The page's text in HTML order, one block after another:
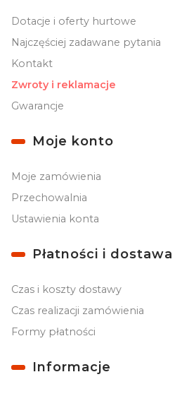
Dotacje i oferty hurtowe
Najczęściej zadawane pytania
Kontakt
Zwroty i reklamacje
Gwarancje
Moje konto
Moje zamówienia
Przechowalnia
Ustawienia konta
Płatności i dostawa
Czas i koszty dostawy
Czas realizacji zamówienia
Formy płatności
Informacje